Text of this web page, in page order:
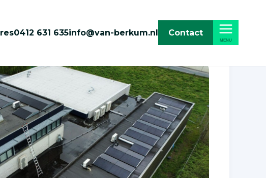
0412 631 635info@van-berkum.nl Contact
MENU